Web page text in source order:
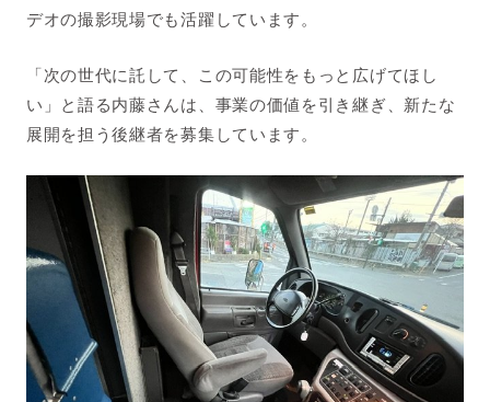
デオの撮影現場でも活躍しています。
「次の世代に託して、この可能性をもっと広げてほし
い」と語る内藤さんは、事業の価値を引き継ぎ、新たな
展開を担う後継者を募集しています。